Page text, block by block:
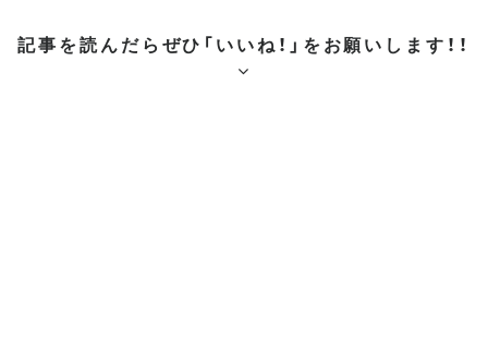
k
記事を読んだらぜひ「いいね！」をお願いします！！